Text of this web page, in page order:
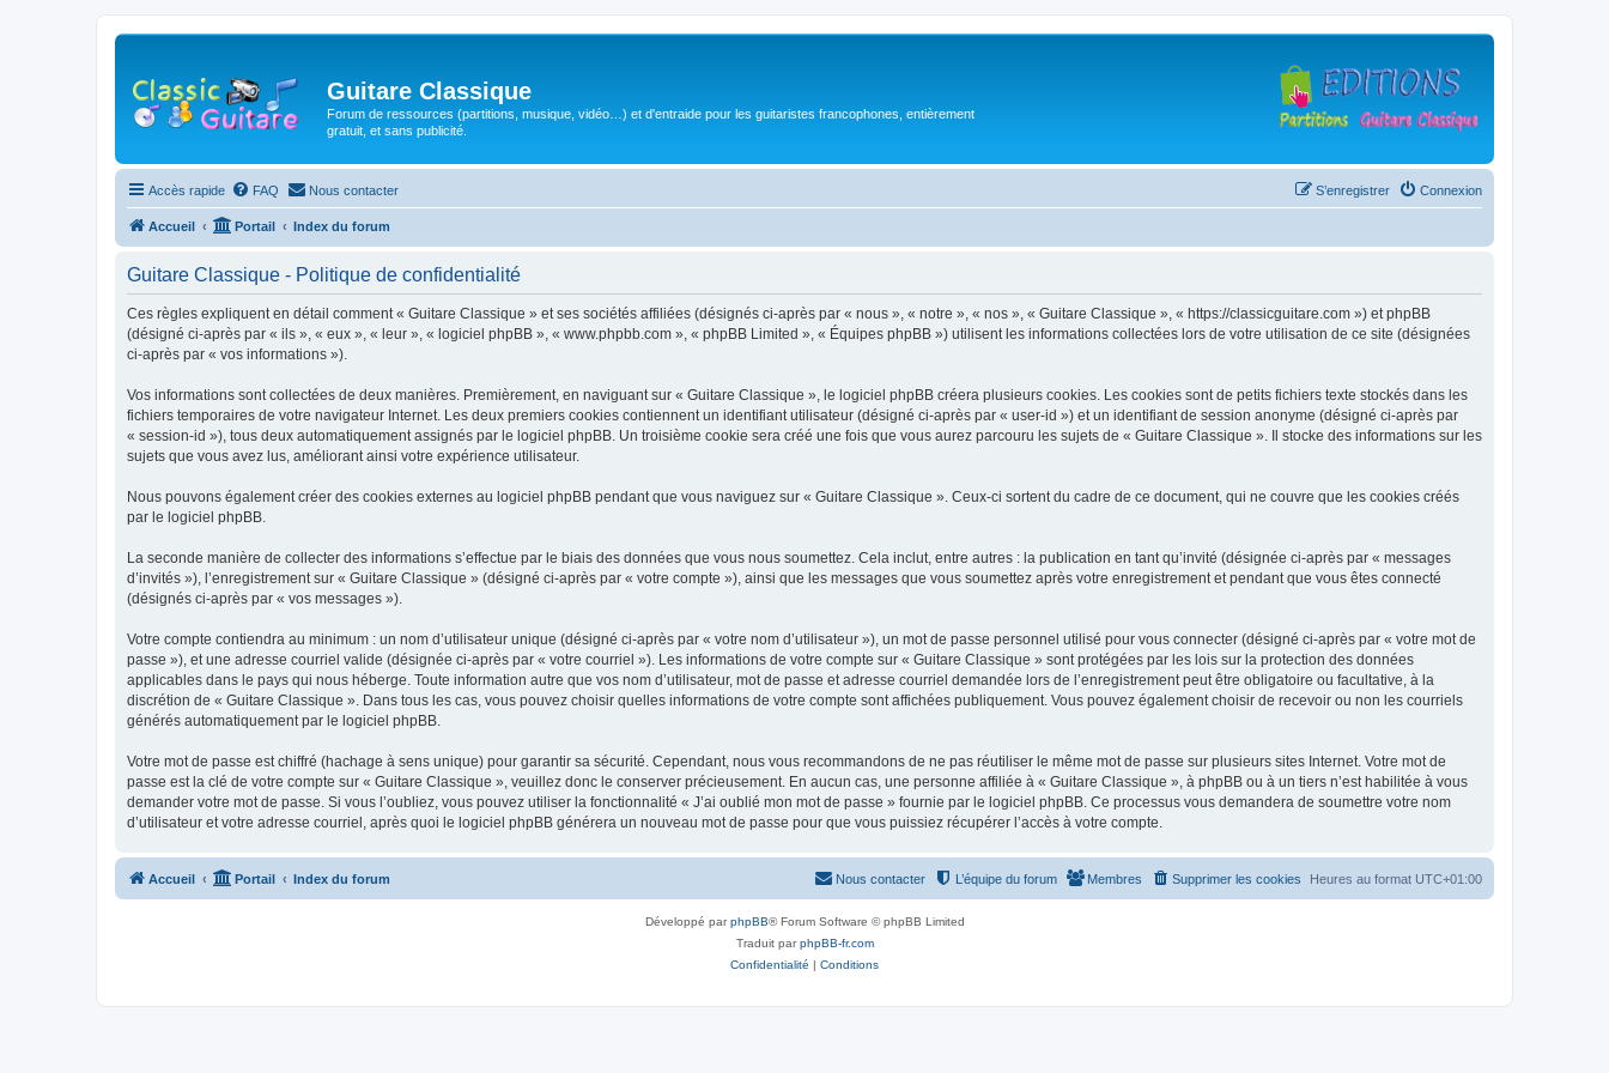
Guitare Classique
Forum de ressources (partitions, musique, vidéo…) et d'entraide pour les guitaristes francophones, entièrement
gratuit, et sans publicité.
Accès rapide FAQ Nous contacter Connexion
S’enregistrer
Accueil Portail Index du forum
Guitare Classique - Politique de confidentialité
Ces règles expliquent en détail comment « Guitare Classique » et ses sociétés affiliées (désignés ci-après par « nous », « notre », « nos », « Guitare Classique », « https://classicguitare.com ») et phpBB
(désigné ci-après par « ils », « eux », « leur », « logiciel phpBB », « www.phpbb.com », « phpBB Limited », « Équipes phpBB ») utilisent les informations collectées lors de votre utilisation de ce site (désignées
ci-après par « vos informations »).
Vos informations sont collectées de deux manières. Premièrement, en naviguant sur « Guitare Classique », le logiciel phpBB créera plusieurs cookies. Les cookies sont de petits fichiers texte stockés dans les
fichiers temporaires de votre navigateur Internet. Les deux premiers cookies contiennent un identifiant utilisateur (désigné ci-après par « user-id ») et un identifiant de session anonyme (désigné ci-après par
« session-id »), tous deux automatiquement assignés par le logiciel phpBB. Un troisième cookie sera créé une fois que vous aurez parcouru les sujets de « Guitare Classique ». Il stocke des informations sur les
sujets que vous avez lus, améliorant ainsi votre expérience utilisateur.
Nous pouvons également créer des cookies externes au logiciel phpBB pendant que vous naviguez sur « Guitare Classique ». Ceux-ci sortent du cadre de ce document, qui ne couvre que les cookies créés
par le logiciel phpBB.
La seconde manière de collecter des informations s’effectue par le biais des données que vous nous soumettez. Cela inclut, entre autres : la publication en tant qu’invité (désignée ci-après par « messages
d’invités »), l’enregistrement sur « Guitare Classique » (désigné ci-après par « votre compte »), ainsi que les messages que vous soumettez après votre enregistrement et pendant que vous êtes connecté
(désignés ci-après par « vos messages »).
Votre compte contiendra au minimum : un nom d’utilisateur unique (désigné ci-après par « votre nom d’utilisateur »), un mot de passe personnel utilisé pour vous connecter (désigné ci-après par « votre mot de
passe »), et une adresse courriel valide (désignée ci-après par « votre courriel »). Les informations de votre compte sur « Guitare Classique » sont protégées par les lois sur la protection des données
applicables dans le pays qui nous héberge. Toute information autre que vos nom d’utilisateur, mot de passe et adresse courriel demandée lors de l’enregistrement peut être obligatoire ou facultative, à la
discrétion de « Guitare Classique ». Dans tous les cas, vous pouvez choisir quelles informations de votre compte sont affichées publiquement. Vous pouvez également choisir de recevoir ou non les courriels
générés automatiquement par le logiciel phpBB.
Votre mot de passe est chiffré (hachage à sens unique) pour garantir sa sécurité. Cependant, nous vous recommandons de ne pas réutiliser le même mot de passe sur plusieurs sites Internet. Votre mot de
passe est la clé de votre compte sur « Guitare Classique », veuillez donc le conserver précieusement. En aucun cas, une personne affiliée à « Guitare Classique », à phpBB ou à un tiers n’est habilitée à vous
demander votre mot de passe. Si vous l’oubliez, vous pouvez utiliser la fonctionnalité « J’ai oublié mon mot de passe » fournie par le logiciel phpBB. Ce processus vous demandera de soumettre votre nom
d’utilisateur et votre adresse courriel, après quoi le logiciel phpBB générera un nouveau mot de passe pour que vous puissiez récupérer l’accès à votre compte.
Accueil Portail Index du forum Heures au format UTC+01:00
Supprimer les cookies
Membres
L’équipe du forum
Nous contacter
Développé parphpBB® Forum Software © phpBB Limited
Traduit parphpBB-fr.com
Confidentialité | Conditions